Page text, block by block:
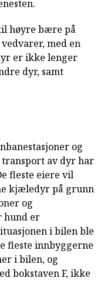
høyre bære på
med en
er ikke lenger
dyr, samt
og
av dyr har
fleste eiere vil
kjæledyr på grunn
og
hund er
i bilen ble
fleste innbyggerne
i bilen, og
bokstaven F, ikke